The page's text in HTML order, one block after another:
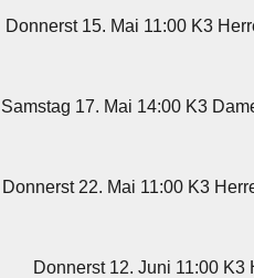
Donnerst 15. Mai 11:00 K3
Samstag 17. Mai 14:00 K3
Donnerst 22. Mai 11:00 K3
Donnerst 12. Juni 11:00